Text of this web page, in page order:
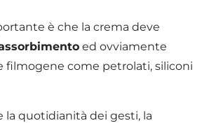
è che la crema deve
ed ovviamente
filmogene come petrolati, siliconi
la quotidianità dei gesti, la